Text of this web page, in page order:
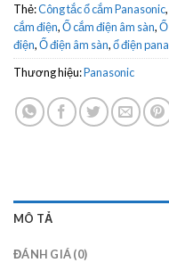
Thẻ:Công tắc ổ cắm Panasonic,
cắm điện,Ổ cắm điện âm sàn,
điện,Ổ điện âm sàn,ổ điện
Thương hiệu:Panasonic
MÔ TẢ
ĐÁNH GIÁ (0)